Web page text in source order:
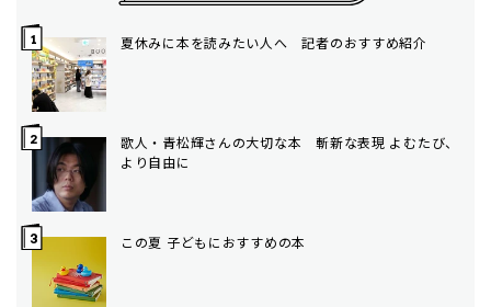
夏休みに本を読みたい人へ 記者のおすすめ紹介
歌人・青松輝さんの大切な本 斬新な表現 よむたび、
より自由に
この夏 子どもにおすすめの本